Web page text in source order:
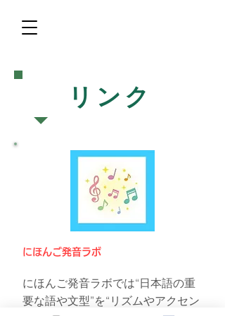
リンク
にほんご発音ラボ
にほんご発音ラボでは“日本語の重
要な語や文型”を“リズムやアクセン